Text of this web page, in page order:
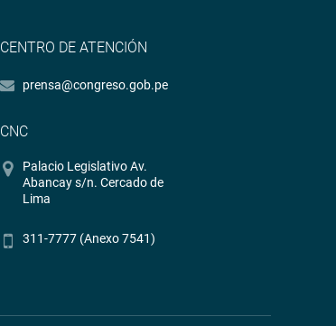
CENTRO DE ATENCIÓN
prensa@congreso.gob.pe
CNC
Palacio Legislativo Av.
Abancay s/n. Cercado de
Lima
311-7777 (Anexo 7541)